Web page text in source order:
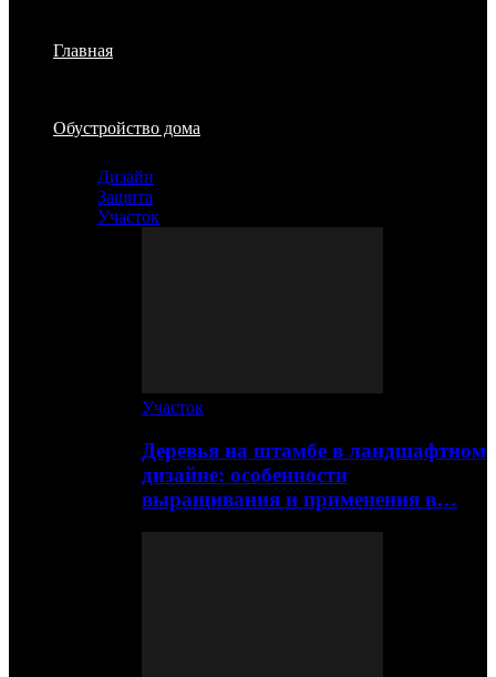
Главная
Обустройство дома
Дизайн
Защита
Участок
Участок
Деревья на штамбе в ландшафтном
дизайне: особенности
выращивания и применения в…